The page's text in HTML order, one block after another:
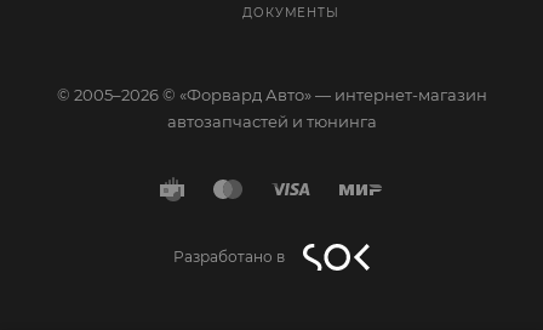
ДОКУМЕНТЫ
© 2005–2026 © «Форвард Авто» — интернет-магазин
автозапчастей и тюнинга
Разработано в